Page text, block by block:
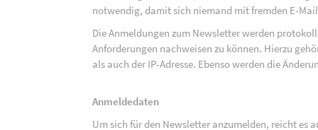
notwendig, damit sich niemand mit fremden E-
Die Anmeldungen zum Newsletter werden
Anforderungen nachweisen zu können. Hierzu
als auch der IP-Adresse. Ebenso werden die
Anmeldedaten
Um sich für den Newsletter anzumelden, reicht es